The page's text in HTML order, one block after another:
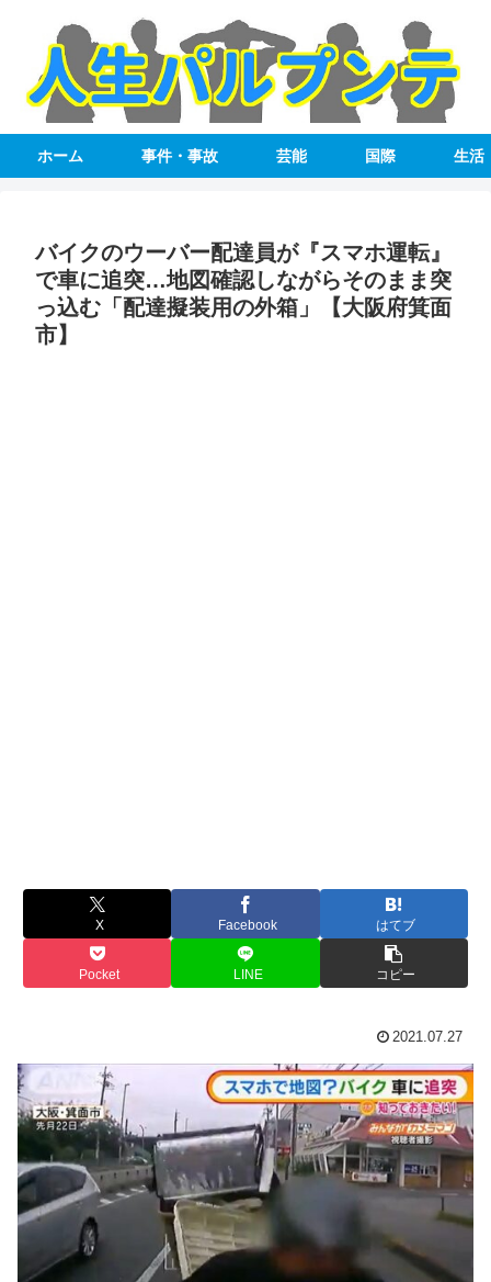
ホーム 事件・事故 芸能 国際 生活
バイクのウーバー配達員が『スマホ運転』
で車に追突…地図確認しながらそのまま突
っ込む「配達擬装用の外箱」【大阪府箕面
市】
X Facebook はてブ
Pocket LINE コピー
2021.07.27